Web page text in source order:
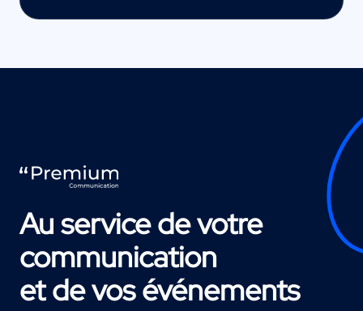
Au service de votre
communication
et de vos événements